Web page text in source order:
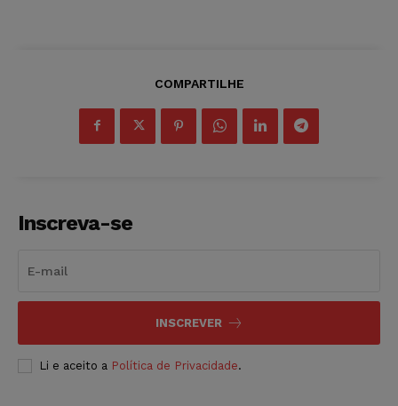
COMPARTILHE
Inscreva-se
INSCREVER
Li e aceito a Política de Privacidade.